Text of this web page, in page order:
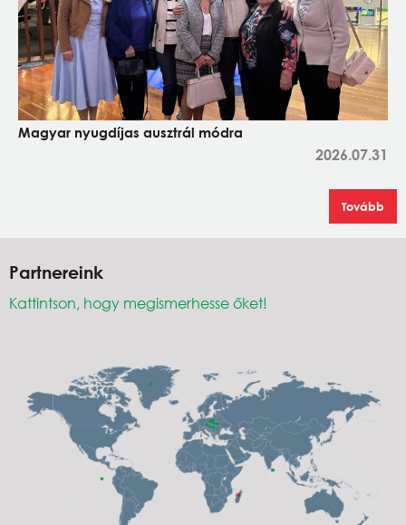
Magyar nyugdíjas ausztrál módra
2026.07.31
Tovább
Partnereink
Kattintson, hogy megismerhesse őket!